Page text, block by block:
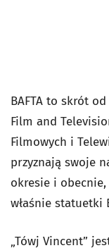
BAFTA to skrót
Film and
Filmowych i
przyznają swoje
okresie i
właśnie statuetki
„Tówj Vincent”